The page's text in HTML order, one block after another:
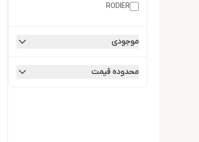
RODIER
موجودی
محدوده قیمت